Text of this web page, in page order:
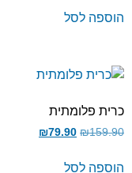
הוספה לסל
כרית פלומתית
₪159.90
₪79.90
הוספה לסל